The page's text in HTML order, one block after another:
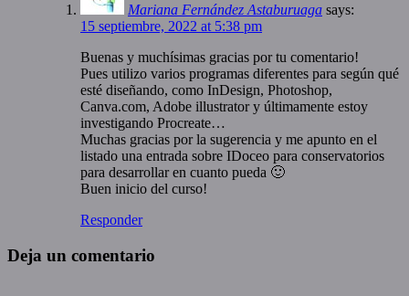
Mariana Fernández Astaburuaga says:
15 septiembre, 2022 at 5:38 pm
Buenas y muchísimas gracias por tu comentario!
Pues utilizo varios programas diferentes para según qué
esté diseñando, como InDesign, Photoshop,
Canva.com, Adobe illustrator y últimamente estoy
investigando Procreate…
Muchas gracias por la sugerencia y me apunto en el
listado una entrada sobre IDoceo para conservatorios
para desarrollar en cuanto pueda 🙂
Buen inicio del curso!
Responder
Deja un comentario